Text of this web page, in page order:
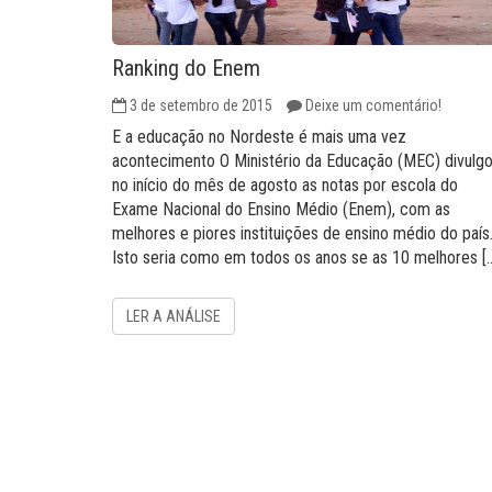
Ranking do Enem
3 de setembro de 2015 Deixe um comentário!
E a educação no Nordeste é mais uma vez
acontecimento O Ministério da Educação (MEC)
no início do mês de agosto as notas por escola do
Exame Nacional do Ensino Médio (Enem), com as
melhores e piores instituições de ensino médio do país.
Isto seria como em todos os anos se as 10 melhores
LER A ANÁLISE